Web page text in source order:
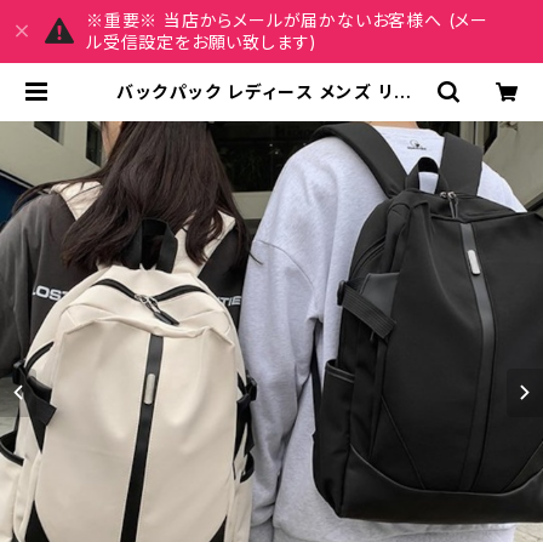
※重要※ 当店からメールが届かないお客様へ (メー
ル受信設定をお願い致します)
バックパック レディース メンズ リュッ
ュックサック 無地 シンプル かばん メ
ッシュ 防水 撥水 部活 合宿 旅行 通学
大容量 学校バッグ 大学生 高校生 中
学生 ユニセックス 男の子 女の子 A4
B4 アイボリー ベージュ グレー ブラ
ック カレッジコーデ カジュアル デイ
リー お出かけ K-B0065 | REIRSE
レイルセ 20代,30代,40代 レディー
スファッション 通販